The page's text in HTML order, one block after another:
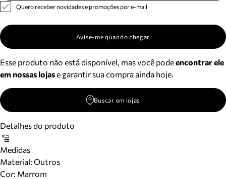
Quero receber novidades e promoções por e-mail
Avise-me quando chegar
Esse produto não está disponível, mas você podeencontrar ele
em nossas lojase garantir sua compra ainda hoje.
Buscar em lojas
Detalhes do produto
Medidas
Material: Outros
Cor: Marrom